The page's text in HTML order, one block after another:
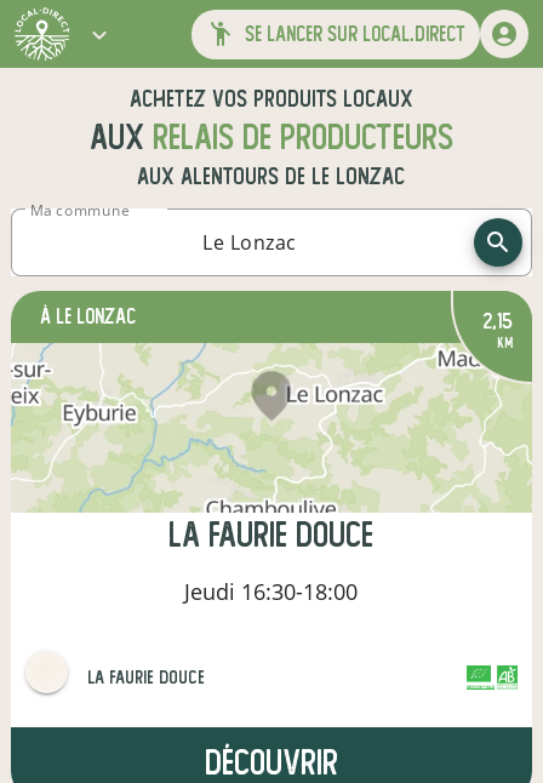
se lancer sur local.direct
Achetez vos produits locaux
aux relais de producteurs
aux alentours de Le Lonzac
Ma commune
à Le Lonzac 2,15
km
La Faurie Douce
Jeudi 16:30-18:00
La Faurie Douce CERTIFIÉ PAR FR-BIO-01
AGRICULTURE FRANCE
Découvrir